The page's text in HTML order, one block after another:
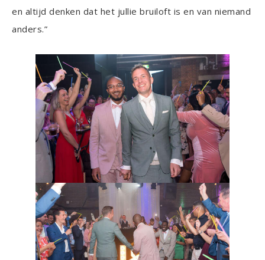
en altijd denken dat het jullie bruiloft is en van niemand
anders.”